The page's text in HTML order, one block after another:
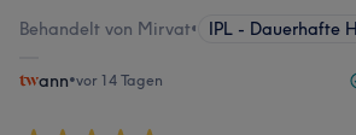
Behandelt von Mirvat• IPL - Dauerhafte
ann•vor 14 Tagen